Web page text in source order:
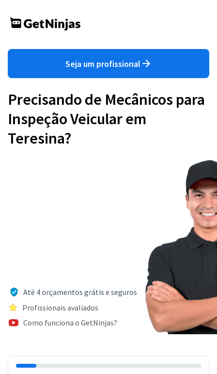
Seja um profissional
Precisando de Mecânicos para
Inspeção Veicular em
Teresina?
Até 4 orçamentos grátis e seguros
Profissionais avaliados
Como funciona o GetNinjas?